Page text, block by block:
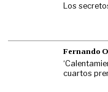
Los
Fernando
cuartos